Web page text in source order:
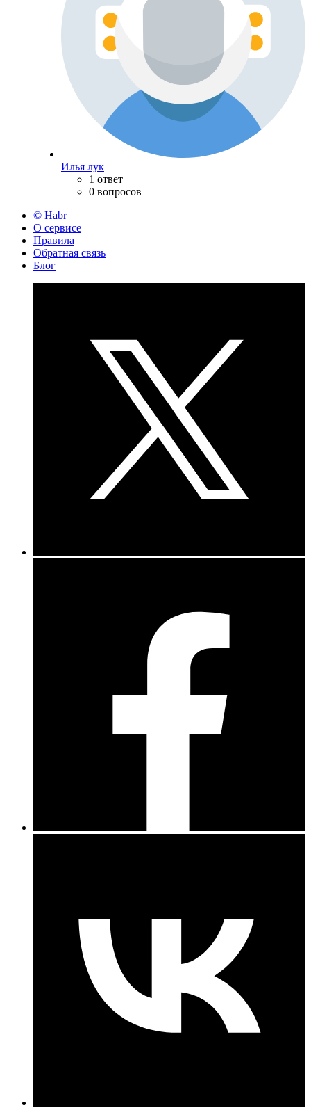
Илья лук
1 ответ
0 вопросов
© Habr
О сервисе
Правила
Обратная связь
Блог